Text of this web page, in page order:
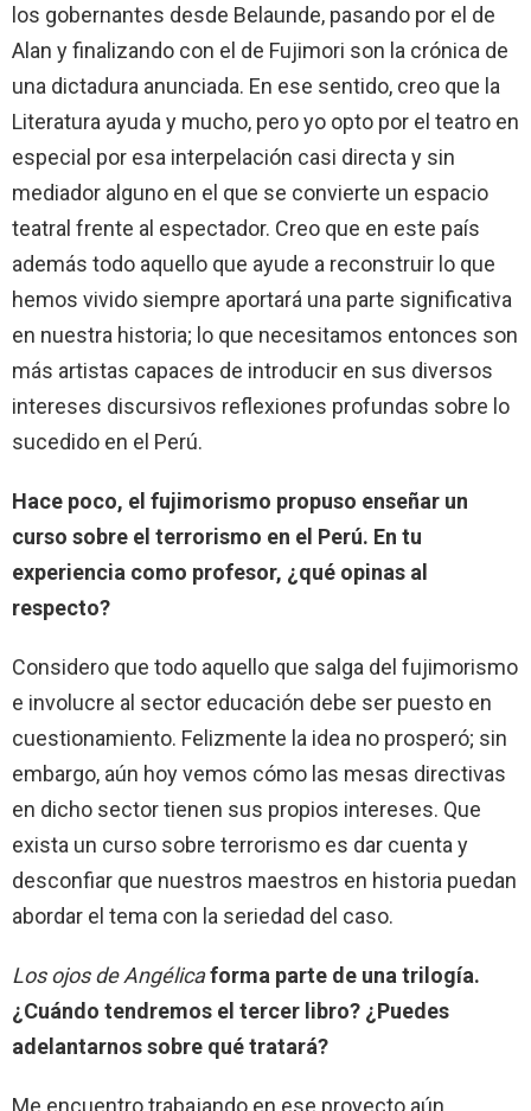
los gobernantes desde Belaunde, pasando por el de
Alan y finalizando con el de Fujimori son la crónica de
una dictadura anunciada. En ese sentido, creo que la
Literatura ayuda y mucho, pero yo opto por el teatro en
especial por esa interpelación casi directa y sin
mediador alguno en el que se convierte un espacio
teatral frente al espectador. Creo que en este país
además todo aquello que ayude a reconstruir lo que
hemos vivido siempre aportará una parte significativa
en nuestra historia; lo que necesitamos entonces son
más artistas capaces de introducir en sus diversos
intereses discursivos reflexiones profundas sobre lo
sucedido en el Perú.
Hace poco, el fujimorismo propuso enseñar un
curso sobre el terrorismo en el Perú. En tu
experiencia como profesor, ¿qué opinas al
respecto?
Considero que todo aquello que salga del fujimorismo
e involucre al sector educación debe ser puesto en
cuestionamiento. Felizmente la idea no prosperó; sin
embargo, aún hoy vemos cómo las mesas directivas
en dicho sector tienen sus propios intereses. Que
exista un curso sobre terrorismo es dar cuenta y
desconfiar que nuestros maestros en historia puedan
abordar el tema con la seriedad del caso.
Los ojos de Angélicaforma parte de una trilogía.
¿Cuándo tendremos el tercer libro? ¿Puedes
adelantarnos sobre qué tratará?
Me encuentro trabajando en ese proyecto aún.